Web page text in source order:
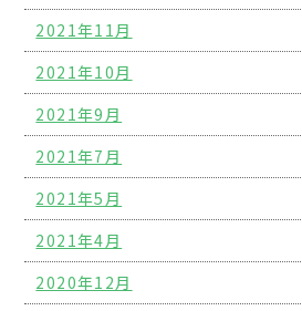
2021年11月
2021年10月
2021年9月
2021年7月
2021年5月
2021年4月
2020年12月